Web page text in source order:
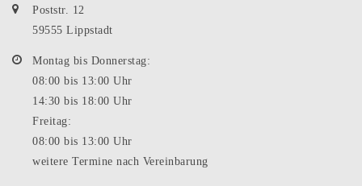
Poststr. 12
59555 Lippstadt
Montag bis Donnerstag:
08:00 bis 13:00 Uhr
14:30 bis 18:00 Uhr
Freitag:
08:00 bis 13:00 Uhr
weitere Termine nach Vereinbarung